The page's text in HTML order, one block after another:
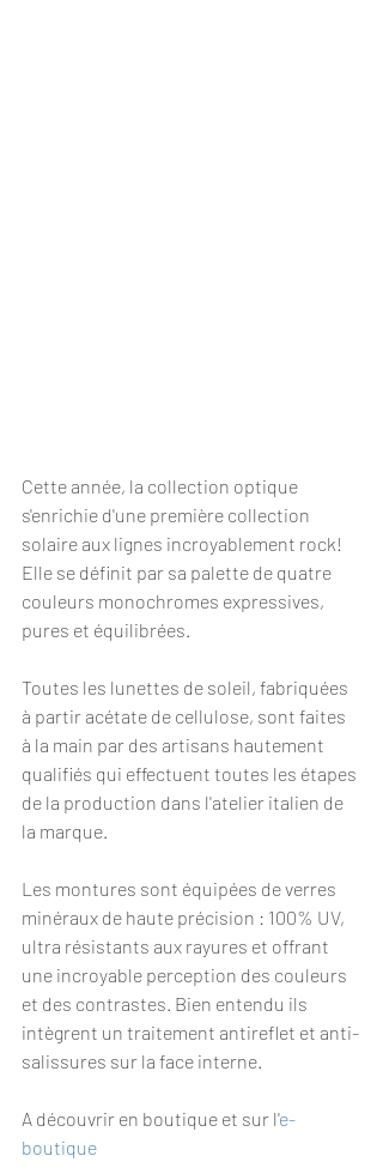
Cette année, la collection optique
s'enrichie d'une première collection
solaire aux lignes incroyablement rock!
Elle se définit par sa palette de quatre
couleurs monochromes expressives,
pures et équilibrées.
Toutes les lunettes de soleil, fabriquées
à partir acétate de cellulose, sont faites
à la main par des artisans hautement
qualifiés qui effectuent toutes les étapes
de la production dans l'atelier italien de
la marque.
Les montures sont équipées de verres
minéraux de haute précision : 100% UV,
ultra résistants aux rayures et offrant
une incroyable perception des couleurs
et des contrastes. Bien entendu ils
intègrent un traitement antireflet et anti-
salissures sur la face interne.
A découvrir en boutique et sur l'e-
boutique